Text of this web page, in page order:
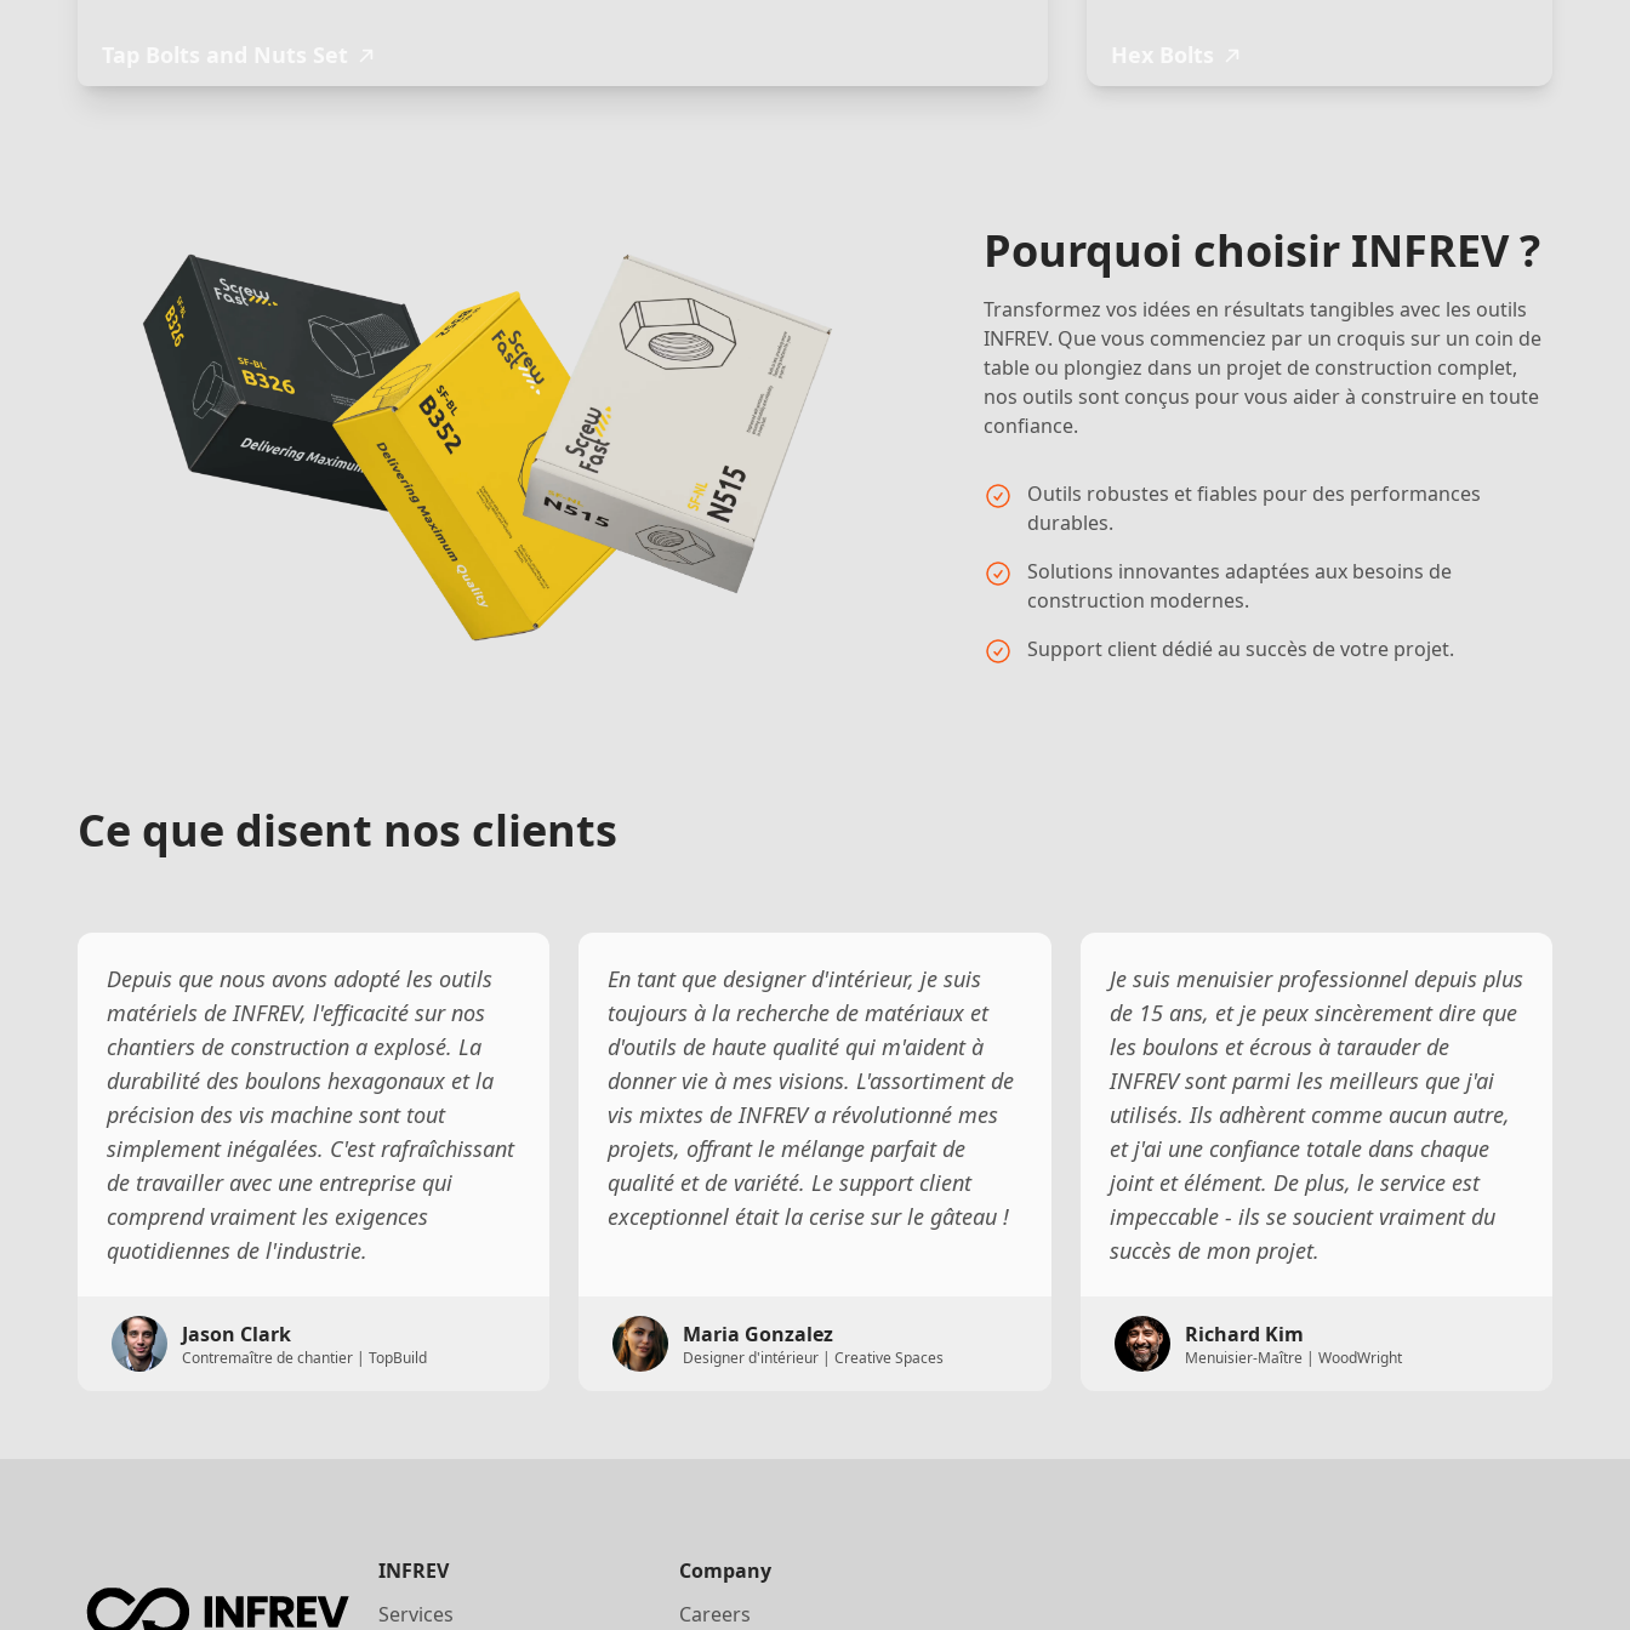
Pourquoi choisir INFREV ?
Transformez vos idées en résultats tangibles avec les outils
INFREV. Que vous commenciez par un croquis sur un coin de
table ou plongiez dans un projet de construction complet,
nos outils sont conçus pour vous aider à construire en toute
confiance.
Outils robustes et fiables pour des performances
durables.
Solutions innovantes adaptées aux besoins de
construction modernes.
Support client dédié au succès de votre projet.
Ce que disent nos clients
Depuis que nous avons adopté les outils
matériels de INFREV, l'efficacité sur nos
chantiers de construction a explosé. La
durabilité des boulons hexagonaux et la
précision des vis machine sont tout
simplement inégalées. C'est rafraîchissant
de travailler avec une entreprise qui
comprend vraiment les exigences
quotidiennes de l'industrie.
Jason Clark
Contremaître de chantier | TopBuild
En tant que designer d'intérieur, je suis
toujours à la recherche de matériaux et
d'outils de haute qualité qui m'aident à
donner vie à mes visions. L'assortiment de
vis mixtes de INFREV a révolutionné mes
projets, offrant le mélange parfait de
qualité et de variété. Le support client
exceptionnel était la cerise sur le gâteau !
Maria Gonzalez
Designer d'intérieur | Creative Spaces
Je suis menuisier professionnel depuis plus
de 15 ans, et je peux sincèrement dire que
les boulons et écrous à tarauder de
INFREV sont parmi les meilleurs que j'ai
utilisés. Ils adhèrent comme aucun autre,
et j'ai une confiance totale dans chaque
joint et élément. De plus, le service est
impeccable - ils se soucient vraiment du
succès de mon projet.
Richard Kim
Menuisier-Maître | WoodWright
INFREV
Services
Company
Careers